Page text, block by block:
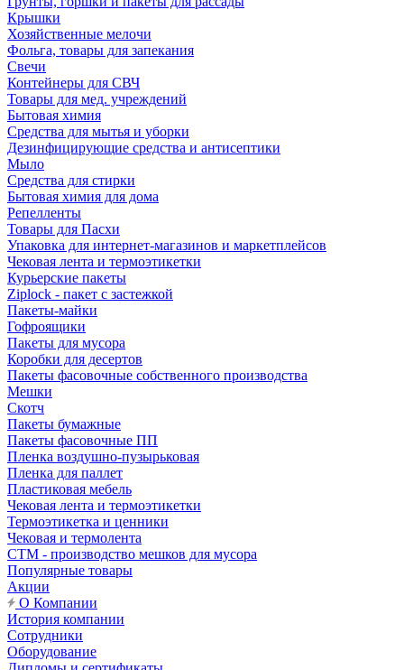
Крышки
Хозяйственные мелочи
Фольга, товары для запекания
Свечи
Контейнеры для СВЧ
Товары для мед. учреждений
Бытовая химия
Средства для мытья и уборки
Дезинфицирующие средства и антисептики
Мыло
Средства для стирки
Бытовая химия для дома
Репелленты
Товары для Пасхи
Упаковка для интернет-магазинов и маркетплейсов
Чековая лента и термоэтикетки
Курьерские пакеты
Ziplock - пакет с застежкой
Пакеты-майки
Гофроящики
Пакеты для мусора
Коробки для десертов
Пакеты фасовочные собственного производства
Мешки
Скотч
Пакеты бумажные
Пакеты фасовочные ПП
Пленка воздушно-пузырьковая
Пленка для паллет
Пластиковая мебель
Чековая лента и термоэтикетки
Термоэтикетка и ценники
Чековая и термолента
СТМ - производство мешков для мусора
Популярные товары
Акции
О Компании
История компании
Сотрудники
Оборудование